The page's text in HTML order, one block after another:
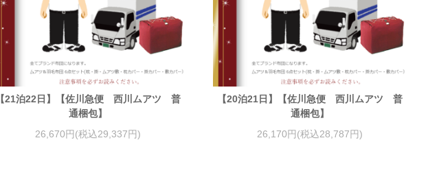
【21泊22日】【佐川急便 西川ムアツ 普
通梱包】
26,670円(税込29,337円)
【20泊21日】【佐川急便 西川ムアツ 普
通梱包】
26,170円(税込28,787円)